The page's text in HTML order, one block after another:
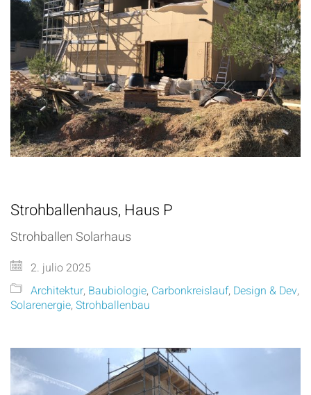
Strohballenhaus, Haus P
Strohballen Solarhaus
2. julio 2025
Architektur, Baubiologie, Carbonkreislauf, Design & Dev,
Solarenergie, Strohballenbau